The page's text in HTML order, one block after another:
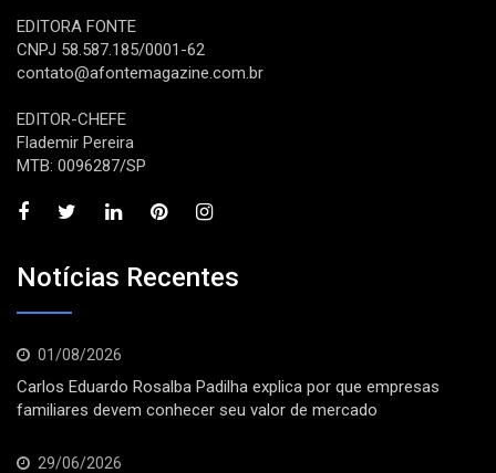
EDITORA FONTE
CNPJ 58.587.185/0001-62
contato@afontemagazine.com.br
EDITOR-CHEFE
Flademir Pereira
MTB: 0096287/SP
Notícias Recentes
01/08/2026
Carlos Eduardo Rosalba Padilha explica por que empresas
familiares devem conhecer seu valor de mercado
29/06/2026